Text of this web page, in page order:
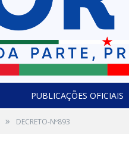
PUBLICAÇÕES OFICIAIS
» DECRETO-Nº893